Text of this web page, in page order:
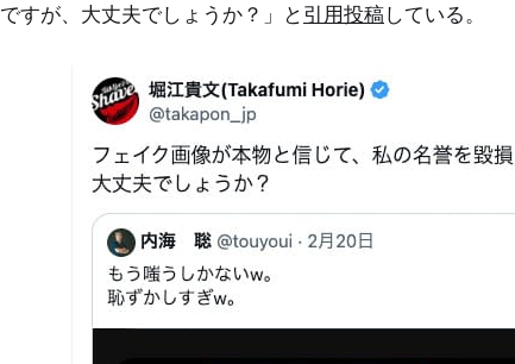
ですが、大丈夫でしょうか？」と 引用投稿している。